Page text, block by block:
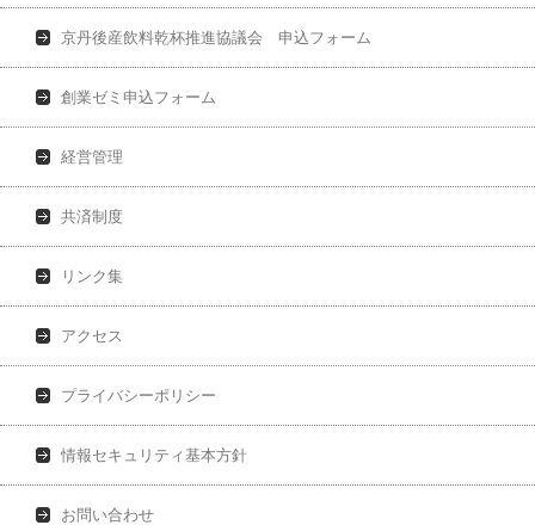
京丹後産飲料乾杯推進協議会 申込フォーム
創業ゼミ申込フォーム
経営管理
共済制度
リンク集
アクセス
プライバシーポリシー
情報セキュリティ基本方針
お問い合わせ